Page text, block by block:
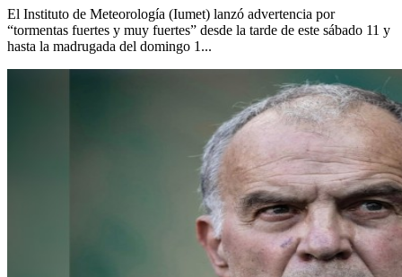
El Instituto de Meteorología (Iumet) lanzó advertencia por
“tormentas fuertes y muy fuertes” desde la tarde de este sábado 11 y
hasta la madrugada del domingo 1...